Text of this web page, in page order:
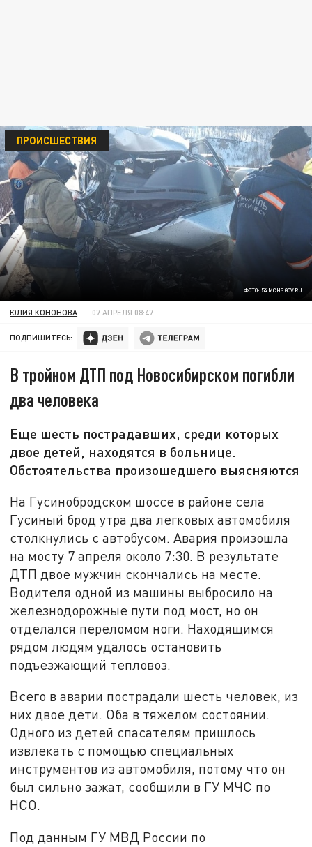
ФОТО: 54.MCHS.GOV.RU
ПРОИСШЕСТВИЯ
ЮЛИЯ КОНОНОВА 07 АПРЕЛЯ 08:47
ПОДПИШИТЕСЬ:
В тройном ДТП под Новосибирском погибли
два человека
Еще шесть пострадавших, среди которых
двое детей, находятся в больнице.
Обстоятельства произошедшего выясняются
На Гусинобродском шоссе в районе села
Гусиный брод утра два легковых автомобиля
столкнулись с автобусом. Авария произошла
на мосту 7 апреля около 7:30. В результате
ДТП двое мужчин скончались на месте.
Водителя одной из машины выбросило на
железнодорожные пути под мост, но он
отделался переломом ноги. Находящимся
рядом людям удалось остановить
подъезжающий тепловоз.
Всего в аварии пострадали шесть человек, из
них двое дети. Оба в тяжелом состоянии.
Одного из детей спасателям пришлось
извлекать с помощью специальных
инструментов из автомобиля, потому что он
был сильно зажат, сообщили в ГУ МЧС по
НСО.
Под данным ГУ МВД России по